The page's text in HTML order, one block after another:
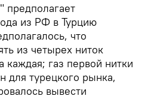
предполагает
из РФ в Турцию
что
из четырех ниток
каждая; газ первой нитки
для турецкого рынка,
вывести